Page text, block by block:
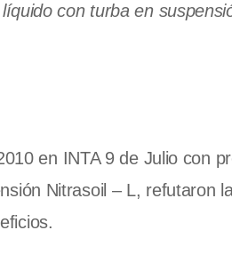
con turba en
en INTA 9 de Julio con
Nitrasoil – L, refutaron